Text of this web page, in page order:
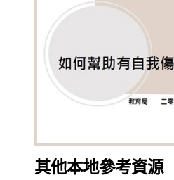
其他本地參考資源